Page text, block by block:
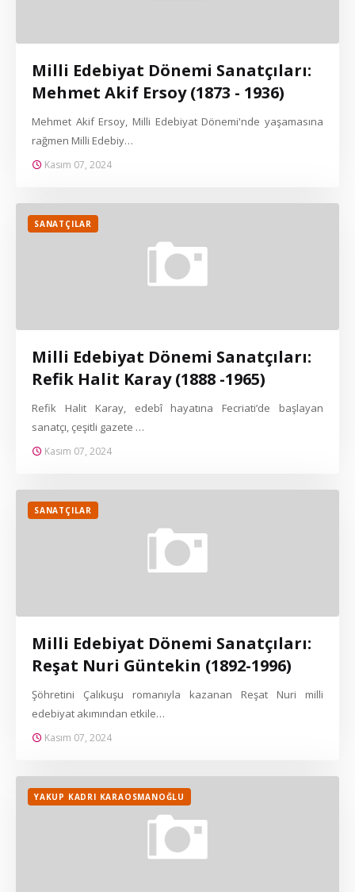
Milli Edebiyat Dönemi Sanatçıları:
Mehmet Akif Ersoy (1873 - 1936)
Mehmet Akif Ersoy, Milli Edebiyat Dönemi'nde yaşamasına
rağmen Milli Edebiy…
Kasım 07, 2024
SANATÇILAR
Milli Edebiyat Dönemi Sanatçıları:
Refik Halit Karay (1888 -1965)
Refik Halit Karay, edebî hayatına Fecriati’de başlayan
sanatçı, çeşitli gazete …
Kasım 07, 2024
SANATÇILAR
Milli Edebiyat Dönemi Sanatçıları:
Reşat Nuri Güntekin (1892-1996)
Şöhretini Çalıkuşu romanıyla kazanan Reşat Nuri milli
edebiyat akımından etkile…
Kasım 07, 2024
YAKUP KADRI KARAOSMANOĞLU